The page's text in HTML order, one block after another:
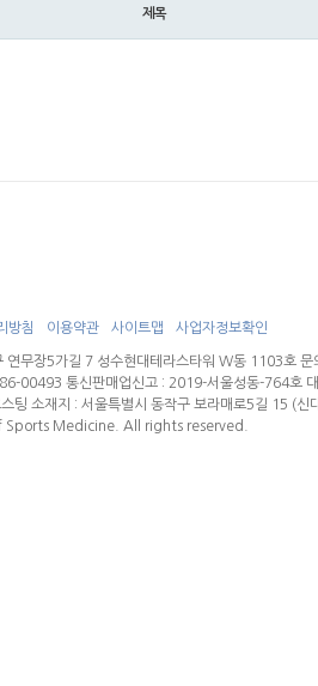
제목
방침 이용약관 사이트맵 사업자정보확인
연무장5가길 7 성수현대테라스타워 W동 1103호
00493 통신판매업신고 : 2019-서울성동-764호 대
팅 소재지 : 서울특별시 동작구 보라매로5길 15 (신
Medicine. All rights reserved.